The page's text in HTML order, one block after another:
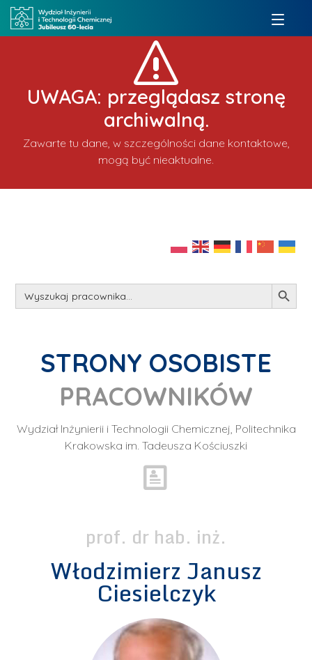
UWAGA: przeglądasz stronę
archiwalną.
Zawarte tu dane, w szczególności dane kontaktowe,
mogą być nieaktualne.
Search
for:
Search Button
STRONY OSOBISTE
PRACOWNIKÓW
Wydział Inżynierii i Technologii Chemicznej, Politechnika
Krakowska im. Tadeusza Kościuszki
prof. dr hab. inż.
Włodzimierz Janusz
Ciesielczyk